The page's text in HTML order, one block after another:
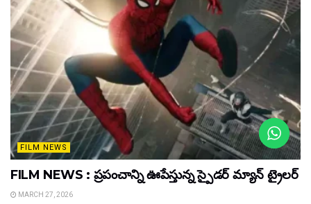
FILM NEWS
FILM NEWS : ప్రపంచాన్ని ఊపేస్తున్న స్పైడర్ మ్యాన్ ట్రైలర్
MARCH 27, 2026